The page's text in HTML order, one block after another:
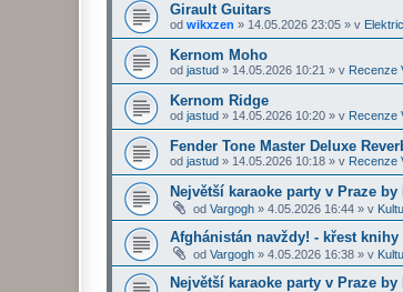
Girault Guitars
od wikxzen » 14.05.2026 23:05 » v
Kernom Moho
od jastud » 14.05.2026 10:21 » v Recenze
Kernom Ridge
od jastud » 14.05.2026 10:20 » v Recenze
Fender Tone Master Deluxe
od jastud » 14.05.2026 10:18 » v Recenze
Největší karaoke party v Praze by
od Vargogh » 4.05.2026 16:44 » v
Afghánistán navždy! - křest
od Vargogh » 4.05.2026 16:38 » v
Největší karaoke party v Praze by